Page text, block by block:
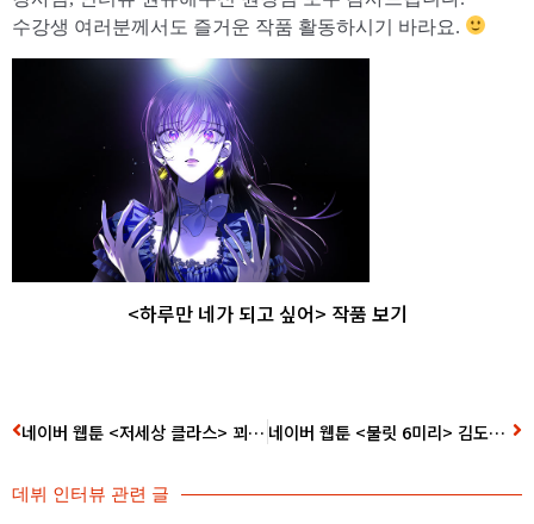
수강생 여러분께서도 즐거운 작품 활동하시기 바라요.
<​하루만 네가 되고 싶어> 작품 보기
네이버 웹툰 <저세상 클라스> 꾀돌이 작가 데뷔 인터뷰 네이버 웹툰 <불릿 6미리> 김도근 작가 데뷔 인터뷰
데뷔 인터뷰 관련 글